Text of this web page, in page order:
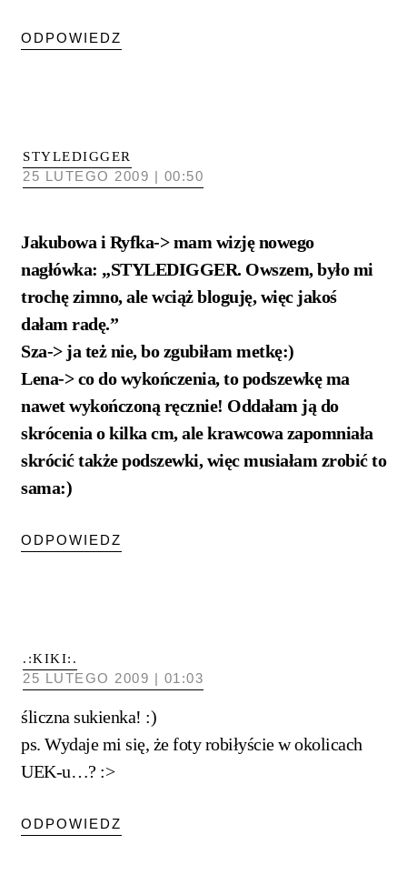
ODPOWIEDZ
STYLEDIGGER
25 LUTEGO 2009 | 00:50
Jakubowa i Ryfka-> mam wizję nowego
nagłówka: „STYLEDIGGER. Owszem, było mi
trochę zimno, ale wciąż bloguję, więc jakoś
dałam radę.”
Sza-> ja też nie, bo zgubiłam metkę:)
Lena-> co do wykończenia, to podszewkę ma
nawet wykończoną ręcznie! Oddałam ją do
skrócenia o kilka cm, ale krawcowa zapomniała
skrócić także podszewki, więc musiałam zrobić to
sama:)
ODPOWIEDZ
.:KIKI:.
25 LUTEGO 2009 | 01:03
śliczna sukienka! :)
ps. Wydaje mi się, że foty robiłyście w okolicach
UEK-u…? :>
ODPOWIEDZ